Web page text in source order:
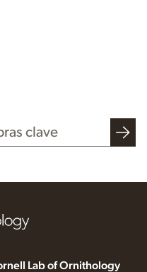
WEB
Lab of Ornithology